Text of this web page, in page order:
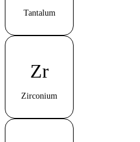
Tantalum
Zr
Zirconium